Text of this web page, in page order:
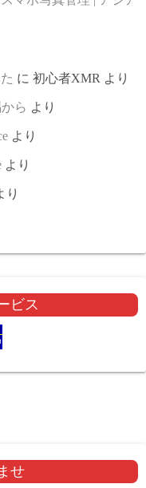
に 初心者XMR より
ら より
より
より
り
ビス
せ